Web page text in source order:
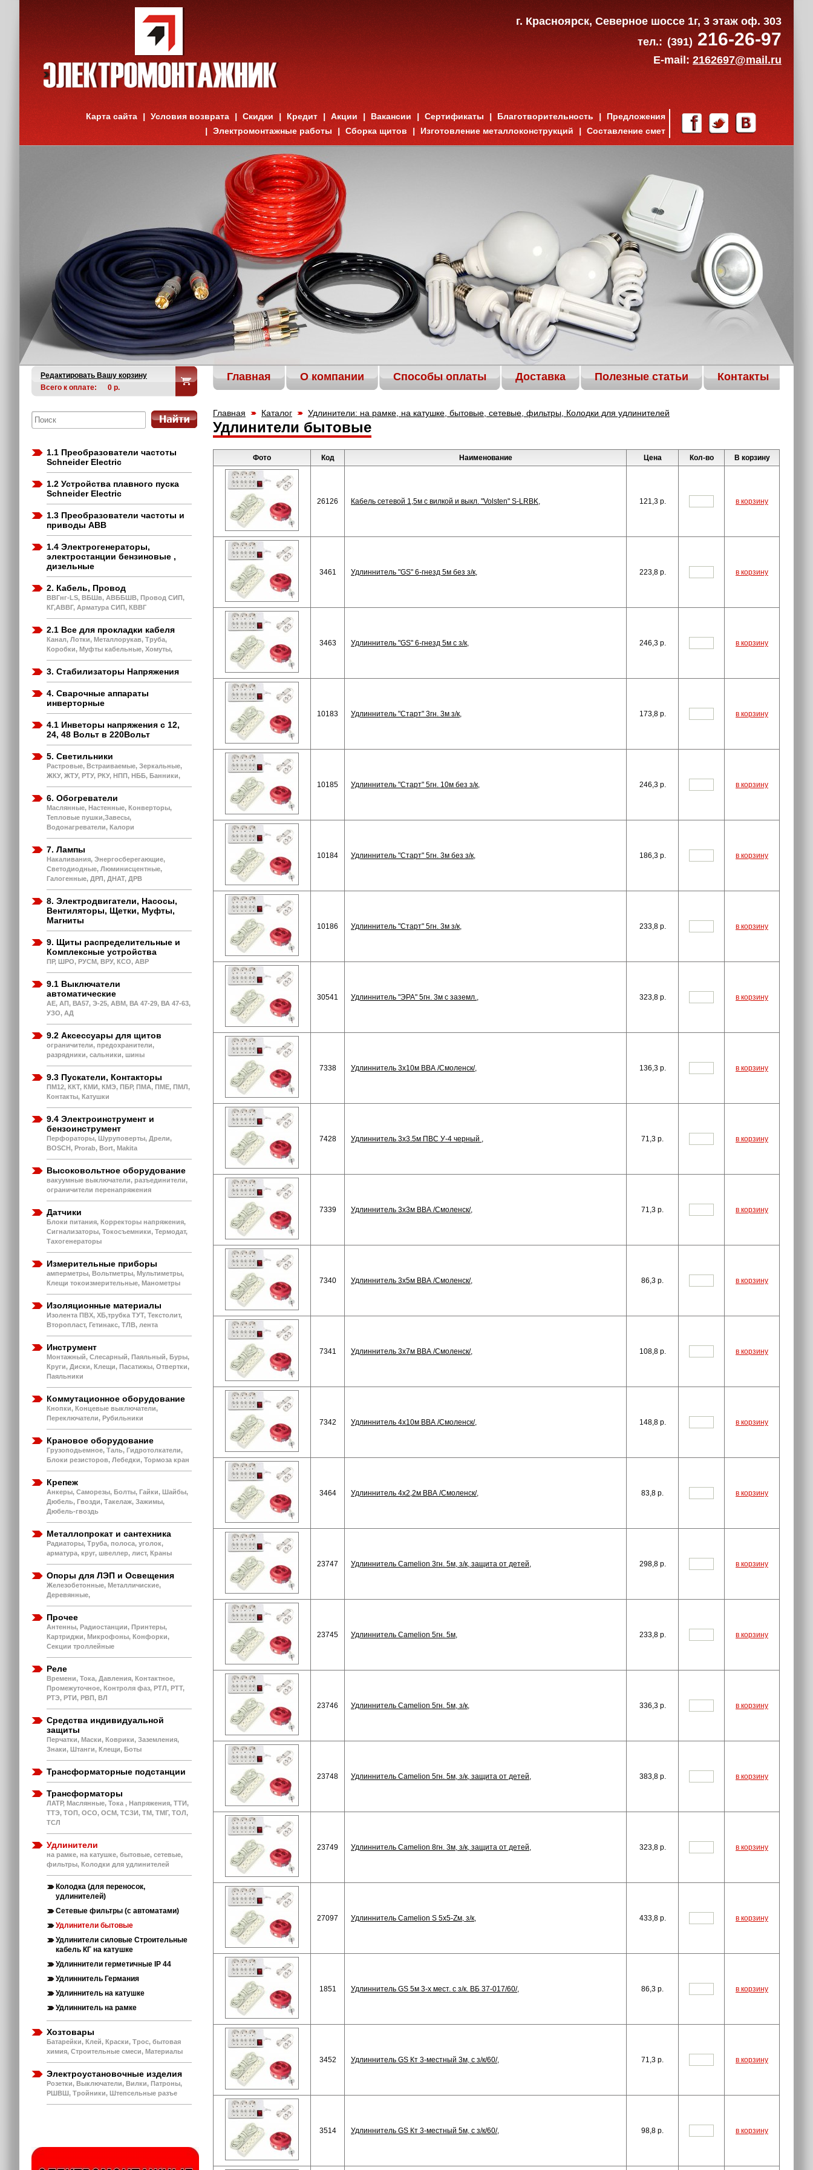
г. Красноярск, Северное шоссе 1г, 3 этаж оф. 303
тел.: (391)216-26-97
E-mail: 2162697@mail.ru
Карта сайта Условия возврата Скидки Кредит Акции Вакансии Сертификаты Благотворительность
Предложения
Электромонтажные работы
Сборка щитов Изготовление металлоконструкций Составление смет
Редактировать Вашу корзину
Всего к оплате:
0 р.
1.1 Преобразователи частоты
Schneider Electric
1.2 Устройства плавного пуска
Schneider Electric
1.3 Преобразователи частоты и
приводы ABB
1.4 Электрогенераторы,
электростанции бензиновые ,
дизельные
2. Кабель, Провод
ВВГнг-LS, ВБШв, АВББШВ, Провод СИП,
КГ,АВВГ, Арматура СИП, КВВГ
2.1 Все для прокладки кабеля
Канал, Лотки, Металлорукав, Труба,
Коробки, Муфты кабельные, Хомуты,
3. Стабилизаторы Напряжения
4. Сварочные аппараты
инверторные
4.1 Инветоры напряжения с 12,
24, 48 Вольт в 220Вольт
5. Светильники
Растровые, Встраиваемые, Зеркальные,
ЖКУ, ЖТУ, РТУ, РКУ, НПП, НББ, Банники,
6. Обогреватели
Маслянные, Настенные, Конверторы,
Тепловые пушки,Завесы,
Водонагреватели, Калори
7. Лампы
Накаливания, Энергосберегающие,
Светодиодные, Люминисцентные,
Галогенные, ДРЛ, ДНАТ, ДРВ
8. Электродвигатели, Насосы,
Вентиляторы, Щетки, Муфты,
Магниты
9. Щиты распределительные и
Комплексные устройства
ПР, ШРО, РУСМ, ВРУ, КСО, АВР
9.1 Выключатели
автоматические
АЕ, АП, ВА57, Э-25, АВМ, ВА 47-29, ВА 47-63,
УЗО, АД
9.2 Аксессуары для щитов
ограничители, предохранители,
разрядники, сальники, шины
9.3 Пускатели, Контакторы
ПМ12, ККТ, КМИ, КМЭ, ПБР, ПМА, ПМЕ, ПМЛ,
Контакты, Катушки
9.4 Электроинструмент и
бензоинструмент
Перфораторы, Шуруповерты, Дрели,
BOSCH, Prorab, Bort, Makita
Высоковольтное оборудование
вакуумные выключатели, разъединители,
ограничители перенапряжения
Датчики
Блоки питания, Корректоры напряжения,
Сигнализаторы, Токосъемники, Термодат,
Тахогенераторы
Измерительные приборы
амперметры, Вольтметры, Мультиметры,
Клещи токоизмерительные, Манометры
Изоляционные материалы
Изолента ПВХ, ХБ,трубка ТУТ, Текстолит,
Второпласт, Гетинакс, ТЛВ, лента
Инструмент
Монтажный, Слесарный, Паяльный, Буры,
Круги, Диски, Клещи, Пасатижы, Отвертки,
Паяльники
Коммутационное оборудование
Кнопки, Концевые выключатели,
Переключатели, Рубильники
Крановое оборудование
Грузоподьемное, Таль, Гидротолкатели,
Блоки резисторов, Лебедки, Тормоза кран
Крепеж
Анкеры, Саморезы, Болты, Гайки, Шайбы,
Дюбель, Гвозди, Такелаж, Зажимы,
Дюбель-гвоздь
Металлопрокат и сантехника
Радиаторы, Труба, полоса, уголок,
арматура, круг, швеллер, лист, Краны
Опоры для ЛЭП и Освещения
Железобетонные, Металличиские,
Деревянные,
Прочее
Антенны, Радиостанции, Принтеры,
Картриджи, Микрофоны, Конфорки,
Секции троллейные
Реле
Времени, Тока, Давления, Контактное,
Промежуточное, Контроля фаз, РТЛ, РТТ,
РТЭ, РТИ, РВП, ВЛ
Средства индивидуальной
защиты
Перчатки, Маски, Коврики, Заземления,
Знаки, Штанги, Клещи, Боты
Трансформаторные подстанции
Трансформаторы
ЛАТР, Маслянные, Тока , Напряжения, ТТИ,
ТТЭ, ТОП, ОСО, ОСМ, ТСЗИ, ТМ, ТМГ, ТОЛ,
ТСЛ
Удлинители
на рамке, на катушке, бытовые, сетевые,
фильтры, Колодки для удлинителей
Колодка (для переносок,
удлинителей)
Сетевые фильтры (с автоматами)
Удлинители бытовые
Удлинители силовые Строительные
кабель КГ на катушке
Удлиннители герметичные IP 44
Удлиннитель Германия
Удлиннитель на катушке
Удлиннитель на рамке
Хозтовары
Батарейки, Клей, Краски, Трос, бытовая
химия, Строительные смеси, Материалы
Электроустановочные изделия
Розетки, Выключатели, Вилки, Патроны,
РШВШ, Тройники, Штепсельные разъе
Главная О компании Способы оплаты Доставка Полезные статьи Контакты
Главная Каталог Удлинители: на рамке, на катушке, бытовые, сетевые, фильтры, Колодки для удлинителей
Удлинители бытовые
Фото Код Наименование Цена Кол-во В корзину
26126 Кабель сетевой 1,5м с вилкой и выкл. "Volsten" S-LRBK, 121,3p. в корзину
3461 Удлиннитель "GS" 6-гнезд 5м без з/к, 223,8p. в корзину
3463 Удлиннитель "GS" 6-гнезд 5м с з/к, 246,3p. в корзину
10183 Удлиннитель "Старт" 3гн. 3м з/к, 173,8p. в корзину
10185 Удлиннитель "Старт" 5гн. 10м без з/к, 246,3p. в корзину
10184 Удлиннитель "Старт" 5гн. 3м без з/к, 186,3p. в корзину
10186 Удлиннитель "Старт" 5гн. 3м з/к, 233,8p. в корзину
30541 Удлиннитель "ЭРА" 5гн. 3м с заземл., 323,8p. в корзину
7338 Удлиннитель 3х10м ВВА /Смоленск/, 136,3p. в корзину
7428 Удлиннитель 3х3.5м ПВС У-4 черный , 71,3 p. в корзину
7339 Удлиннитель 3х3м ВВА /Смоленск/, 71,3 p. в корзину
7340 Удлиннитель 3х5м ВВА /Смоленск/, 86,3 p. в корзину
7341 Удлиннитель 3х7м ВВА /Смоленск/, 108,8p. в корзину
7342 Удлиннитель 4х10м ВВА /Смоленск/, 148,8p. в корзину
3464 Удлиннитель 4х2,2м ВВА /Смоленск/, 83,8 p. в корзину
23747 Удлиннитель Camelion 3гн. 5м, з/к, защита от детей, 298,8p. в корзину
23745 Удлиннитель Camelion 5гн. 5м, 233,8p. в корзину
23746 Удлиннитель Camelion 5гн. 5м, з/к, 336,3p. в корзину
23748 Удлиннитель Camelion 5гн. 5м, з/к, защита от детей, 383,8p. в корзину
23749 Удлиннитель Camelion 8гн. 3м, з/к, защита от детей, 323,8p. в корзину
27097 Удлиннитель Camelion S 5х5-Zм, з/к, 433,8p. в корзину
1851 Удлиннитель GS 5м 3-х мест. с з/к. ВБ 37-017/60/, 86,3 p. в корзину
3452 Удлиннитель GS Кт 3-местный 3м, с з/к/60/, 71,3 p. в корзину
3514 Удлиннитель GS Кт 3-местный 5м, с з/к/60/, 98,8 p. в корзину